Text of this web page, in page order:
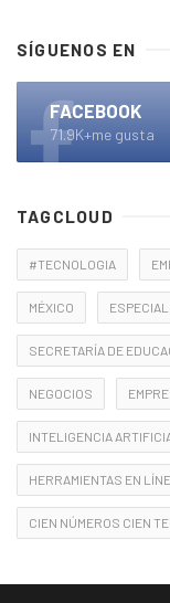
SÍGUENOS EN
FACEBOOK
71.9K+me gusta
TAGCLOUD
#TECNOLOGIA
MÉXICO
SECRETARÍA DE
NEGOCIOS
INTELIGENCIA
HERRAMIENTAS EN
CIEN NÚMEROS CIEN